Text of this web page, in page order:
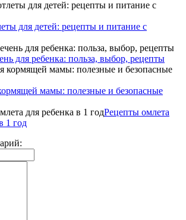
для детей: рецепты и питание с
для ребенка: польза, выбор, рецепты
мамы: полезные и безопасные
Рецепты омлета
1 год